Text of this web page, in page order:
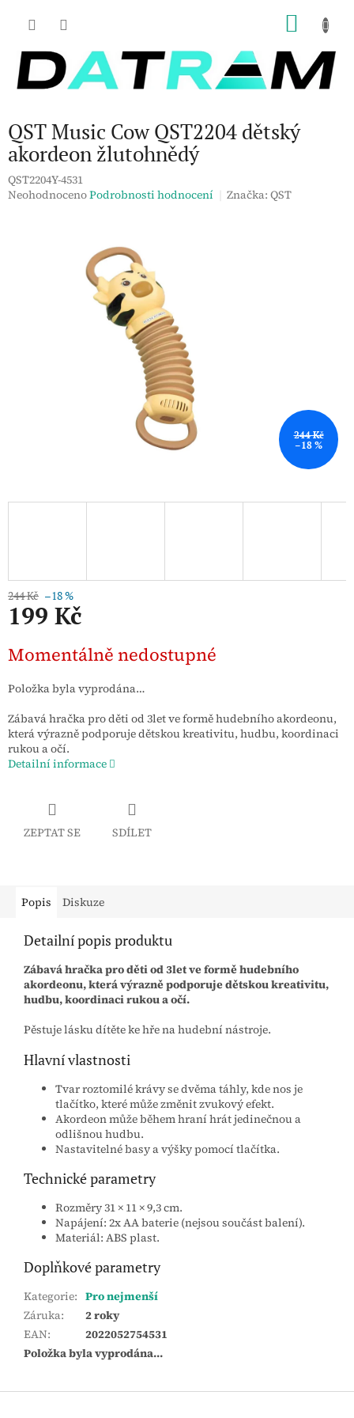
QST Music Cow QST2204 dětský
akordeon žlutohnědý
QST2204Y-4531
Průměrné
NeohodnocenoPodrobnosti hodnocení Značka:QST
244 Kč
–18 %
244 Kč –18 %
199 Kč
cena:
Momentálně nedostupné
Položka byla vyprodána…
Zábavá hračka pro děti od 3let ve formě hudebního akordeonu,
která výrazně podporuje dětskou kreativitu, hudbu, koordinaci
rukou a očí.
Detailní informace
ZEPTAT SE SDÍLET
Popis Diskuze
Detailní popis produktu
Zábavá hračka pro děti od 3let ve formě hudebního
akordeonu, která výrazně podporuje dětskou kreativitu,
hudbu, koordinaci rukou a očí.
Pěstuje lásku dítěte ke hře na hudební nástroje.
Hlavní vlastnosti
Tvar roztomilé krávy se dvěma táhly, kde nos je
tlačítko, které může změnit zvukový efekt.
Akordeon může během hraní hrát jedinečnou a
odlišnou hudbu.
Nastavitelné basy a výšky pomocí tlačítka.
Technické parametry
Rozměry 31 × 11 × 9,3 cm.
Napájení: 2x AA baterie (nejsou součást balení).
Materiál: ABS plast.
Doplňkové parametry
Kategorie: Pro nejmenší
Záruka:
2 roky
EAN:
2022052754531
Položka byla vyprodána…
Z